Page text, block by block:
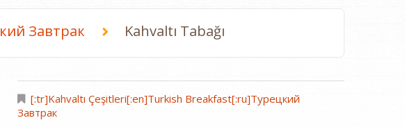
Завтрак Kahvaltı Tabağı
[:tr]Kahvaltı Çeşitleri[:en]Turkish Breakfast[:ru]Турецкий
Завтрак